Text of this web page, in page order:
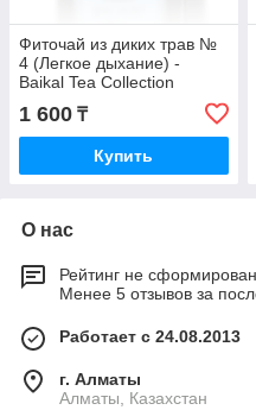
Фиточай из диких трав №
4 (Легкое дыхание) -
Baikal Tea Collection
1 600 ₸
Купить
О нас
Рейтинг не сформирован
Менее 5 отзывов за
Работает с 24.08.2013
г. Алматы
Алматы, Казахстан